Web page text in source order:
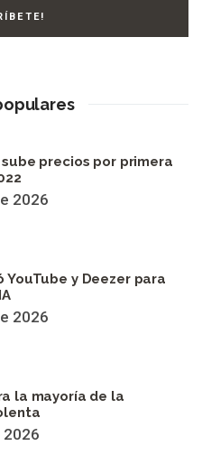
precios por primera
2026
YouTube y Deezer para
2026
la mayoría de la
2026